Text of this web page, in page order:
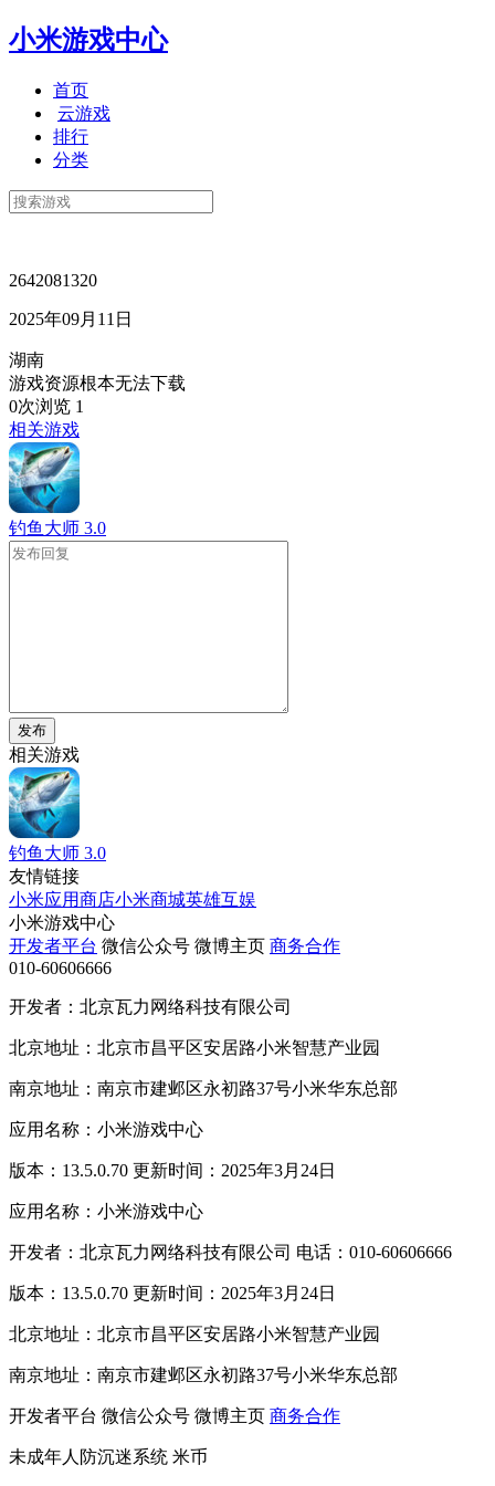
小米游戏中心
首页
云游戏
排行
分类
2642081320
2025年09月11日
湖南
游戏资源根本无法下载
0次浏览 1
相关游戏
钓鱼大师 3.0
发布
相关游戏
钓鱼大师 3.0
友情链接
小米应用商店小米商城英雄互娱
小米游戏中心
开发者平台 微信公众号 微博主页 商务合作
010-60606666
开发者：北京瓦力网络科技有限公司
北京地址：北京市昌平区安居路小米智慧产业园
南京地址：南京市建邺区永初路37号小米华东总部
应用名称：小米游戏中心
版本：13.5.0.70 更新时间：2025年3月24日
应用名称：小米游戏中心
开发者：北京瓦力网络科技有限公司 电话：010-60606666
版本：13.5.0.70 更新时间：2025年3月24日
北京地址：北京市昌平区安居路小米智慧产业园
南京地址：南京市建邺区永初路37号小米华东总部
开发者平台 微信公众号 微博主页 商务合作
未成年人防沉迷系统 米币